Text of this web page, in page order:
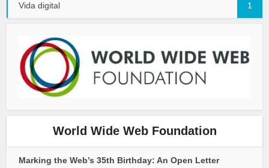
Vida digital 1
World Wide Web Foundation
Marking the Web’s 35th Birthday: An Open Letter